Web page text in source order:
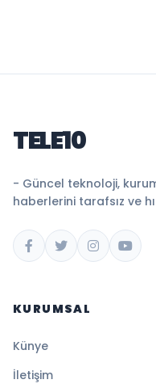
TELE10
- Güncel teknoloji,
haberlerini tarafsız ve
KURUMSAL
Künye
İletişim